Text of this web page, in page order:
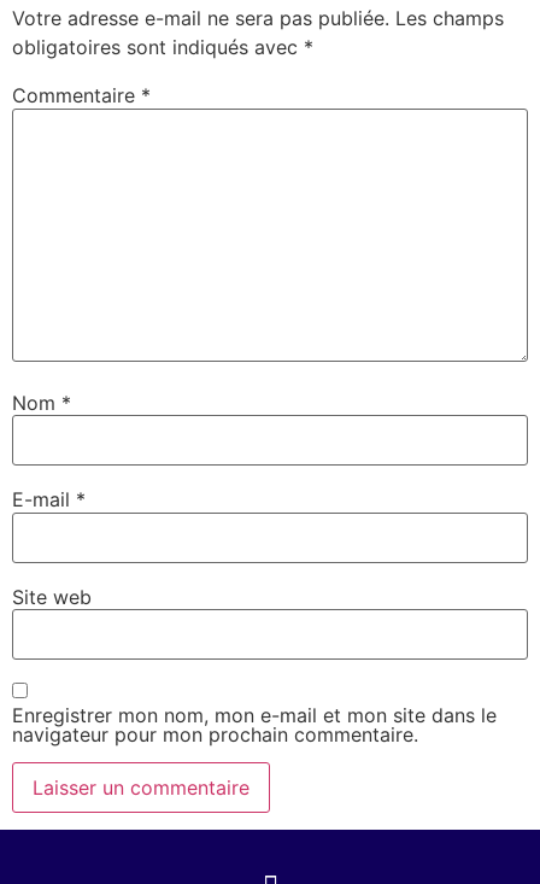
Votre adresse e-mail ne sera pas publiée. Les champs
obligatoires sont indiqués avec *
Commentaire *
Nom *
E-mail *
Site web
Enregistrer mon nom, mon e-mail et mon site dans le
navigateur pour mon prochain commentaire.